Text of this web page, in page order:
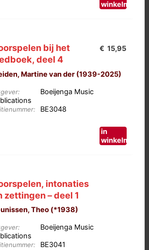
winkelmand
bij het
deel 4
Martine van der (1939-2025)
Boeijenga Music
BE3048
€ 15,95
in
winkelmand
intonaties
zettingen – deel 1
Theo (*1938)
Boeijenga Music
BE3041